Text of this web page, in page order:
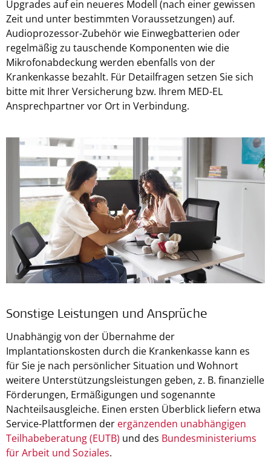
Upgrades auf ein neueres Modell (nach einer gewissen
Zeit und unter bestimmten Voraussetzungen) auf.
Audioprozessor-Zubehör wie Einwegbatterien oder
regelmäßig zu tauschende Komponenten wie die
Mikrofonabdeckung werden ebenfalls von der
Krankenkasse bezahlt. Für Detailfragen setzen Sie sich
bitte mit Ihrer Versicherung bzw. Ihrem MED-EL
Ansprechpartner vor Ort in Verbindung.
Sonstige Leistungen und Ansprüche
Unabhängig von der Übernahme der
Implantationskosten durch die Krankenkasse kann es
für Sie je nach persönlicher Situation und Wohnort
weitere Unterstützungsleistungen geben, z. B. finanzielle
Förderungen, Ermäßigungen und sogenannte
Nachteilsausgleiche. Einen ersten Überblick liefern etwa
Service-Plattformen der ergänzenden unabhängigen
Teilhabeberatung (EUTB) und des Bundesministeriums
für Arbeit und Soziales.